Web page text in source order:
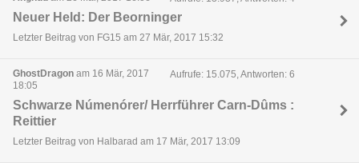
Neuer Held: Der Beorninger
Letzter Beitrag von FG15 am 27 Mär, 2017 15:32
GhostDragon am 16 Mär, 2017
18:05
Aufrufe: 15.075, Antworten: 6
Schwarze Númenórer/ Herrführer Carn-Dûms :
Reittier
Letzter Beitrag von Halbarad am 17 Mär, 2017 13:09